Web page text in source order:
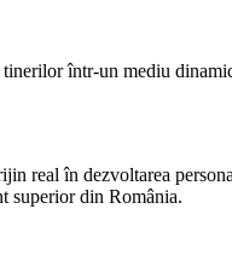
într-un mediu
real în dezvoltarea
superior din România.